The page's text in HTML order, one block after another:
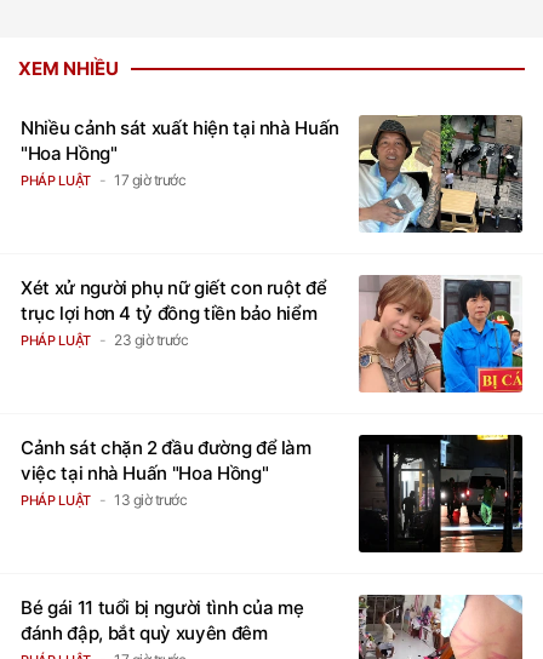
XEM NHIỀU
Nhiều cảnh sát xuất hiện tại nhà Huấn
"Hoa Hồng"
PHÁP LUẬT 17 giờ trước
Xét xử người phụ nữ giết con ruột để
trục lợi hơn 4 tỷ đồng tiền bảo hiểm
PHÁP LUẬT 23 giờ trước
Cảnh sát chặn 2 đầu đường để làm
việc tại nhà Huấn "Hoa Hồng"
PHÁP LUẬT 13 giờ trước
Bé gái 11 tuổi bị người tình của mẹ
đánh đập, bắt quỳ xuyên đêm